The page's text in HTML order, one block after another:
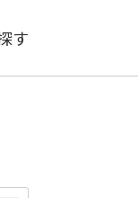
す